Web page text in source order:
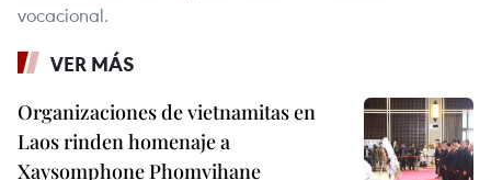
vocacional.
VER MÁS
Organizaciones de vietnamitas en
Laos rinden homenaje a
Xaysomphone Phomvihane